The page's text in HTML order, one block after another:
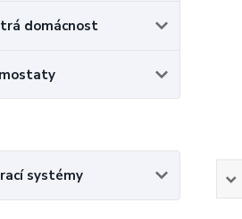
domácnost
systémy